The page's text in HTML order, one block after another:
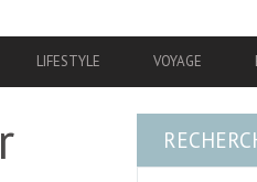
LIFESTYLE VOYAGE